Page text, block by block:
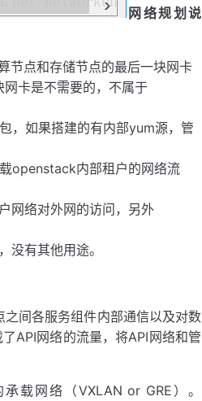
网络规划说
节点和存储节点的最后一块网卡
卡是不需要的，不属于
，如果搭建的有内部yum源，管
openstack内部租户的网络流
网络对外网的访问，另外
有其他用途。
间各服务组件内部通信以及对数
API网络的流量，将API网络和管
载网络（VXLAN or GRE）。